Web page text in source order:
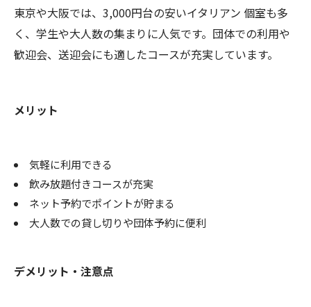
東京や大阪では、3,000円台の安いイタリアン 個室も多
く、学生や大人数の集まりに人気です。団体での利用や
歓迎会、送迎会にも適したコースが充実しています。
メリット
気軽に利用できる
飲み放題付きコースが充実
ネット予約でポイントが貯まる
大人数での貸し切りや団体予約に便利
デメリット・注意点